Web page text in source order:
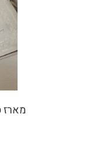
מארז